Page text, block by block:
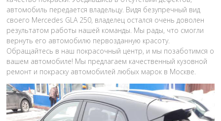
автомобиль передается владельцу. Видя безупречный вид
своего Mercedes GLA 250, владелец остался очень доволен
результатом работы нашей команды. Мы рады, что смогли
вернуть его автомобилю первозданную красоту.
Обращайтесь в наш покрасочный центр, и мы позаботимся о
вашем автомобиле! Мы предлагаем качественный кузовной
ремонт и покраску автомобилей любых марок в Москве.